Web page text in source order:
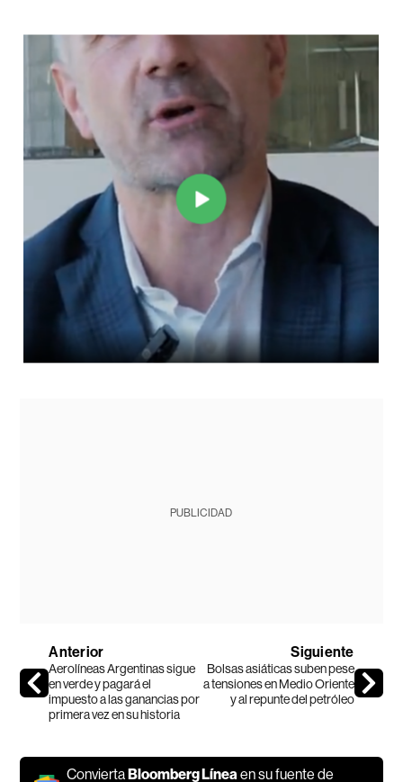
PUBLICIDAD
Anterior
Aerolíneas Argentinas sigue
en verde y pagará el
impuesto a las ganancias por
primera vez en su historia
Siguiente
Bolsas asiáticas suben pese
a tensiones en Medio Oriente
y al repunte del petróleo
ConviertaBloomberg Línea en su fuente de